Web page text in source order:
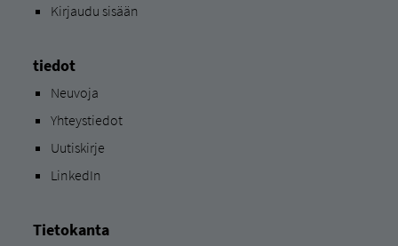
Kirjaudu sisään
tiedot
Neuvoja
Yhteystiedot
Uutiskirje
LinkedIn
Tietokanta